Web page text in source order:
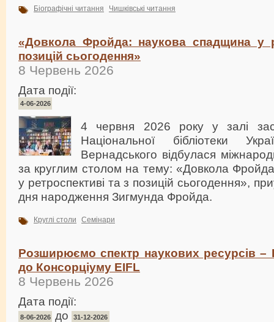
Біографічні читання Чишківські читання
«Довкола Фройда: наукова спадщина у
позицій сьогодення»
8 Червень 2026
Дата події:
4-06-2026
4 червня 2026 року у залі
Національної бібліотеки
Вернадського відбулася
за круглим столом на тему: «Довкола
у ретроспективі та з позицій сьогодення»,
дня народження Зигмунда Фройда.
Круглі столи Семінари
Розширюємо спектр наукових ресурсів
до Консорціуму EIFL
8 Червень 2026
Дата події:
8-06-2026 до 31-12-2026